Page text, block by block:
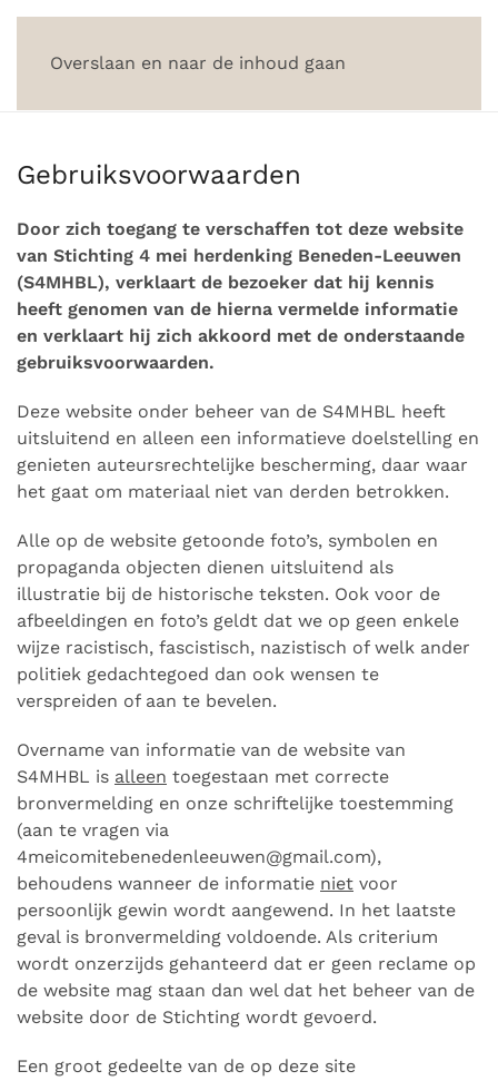
Overslaan en naar de inhoud gaan
Gebruiksvoorwaarden
Door zich toegang te verschaffen tot deze website
van Stichting 4 mei herdenking Beneden-Leeuwen
(S4MHBL), verklaart de bezoeker dat hij kennis
heeft genomen van de hierna vermelde informatie
en verklaart hij zich akkoord met de onderstaande
gebruiksvoorwaarden.
Deze website onder beheer van de S4MHBL heeft
uitsluitend en alleen een informatieve doelstelling en
genieten auteursrechtelijke bescherming, daar waar
het gaat om materiaal niet van derden betrokken.
Alle op de website getoonde foto’s, symbolen en
propaganda objecten dienen uitsluitend als
illustratie bij de historische teksten. Ook voor de
afbeeldingen en foto’s geldt dat we op geen enkele
wijze racistisch, fascistisch, nazistisch of welk ander
politiek gedachtegoed dan ook wensen te
verspreiden of aan te bevelen.
Overname van informatie van de website van
S4MHBL is alleen toegestaan met correcte
bronvermelding en onze schriftelijke toestemming
(aan te vragen via
4meicomitebenedenleeuwen@gmail.com),
behoudens wanneer de informatie niet voor
persoonlijk gewin wordt aangewend. In het laatste
geval is bronvermelding voldoende. Als criterium
wordt onzerzijds gehanteerd dat er geen reclame op
de website mag staan dan wel dat het beheer van de
website door de Stichting wordt gevoerd.
Een groot gedeelte van de op deze site